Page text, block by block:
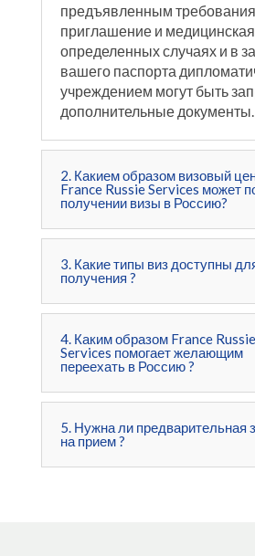
предъявленным
приглашение и
определенных случаях и в
вашего паспорта
учреждением могут быть
дополнительные документы.
2. Какием образом визовый
France Russie Services может
получении визы в Россию?
3. Какие типы виз доступны
получения ?
4. Каким образом France Russie
Services помогает желающим
переехать в Россию ?
5. Нужна ли предварительная
на прием ?